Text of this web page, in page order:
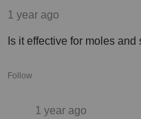
1 year ago
Is it effective for moles and
Follow
1 year ago